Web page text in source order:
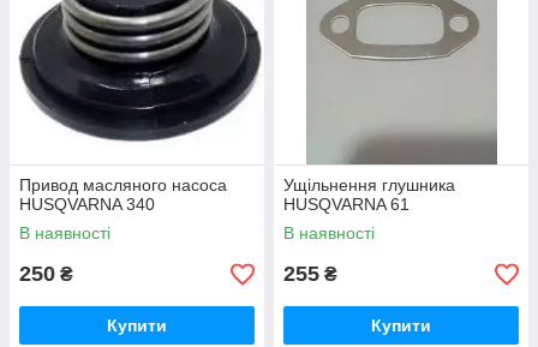
Привод масляного насоса
HUSQVARNA 340
В наявності
250 ₴
Купити
Ущільнення глушника
HUSQVARNA 61
В наявності
255 ₴
Купити